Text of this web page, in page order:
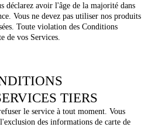
déclarez avoir l'âge de la majorité dans
Vous ne devez pas utiliser nos produits
Toute violation des Conditions
de vos Services.
TIERS
le service à tout moment. Vous
des informations de carte de